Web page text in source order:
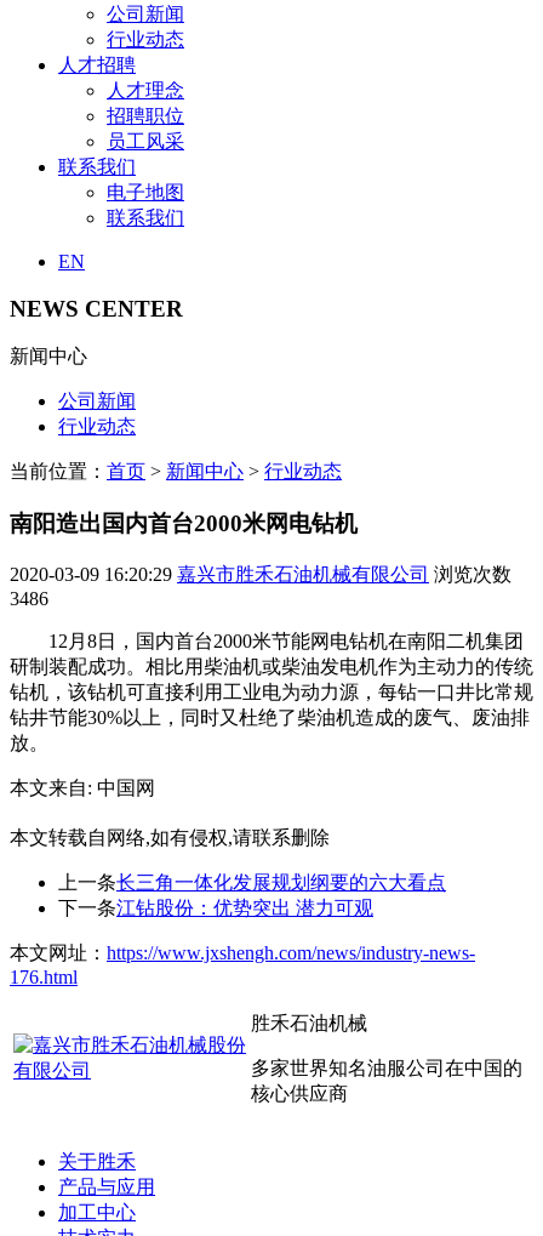
公司新闻
行业动态
人才招聘
人才理念
招聘职位
员工风采
联系我们
电子地图
联系我们
EN
NEWS CENTER
新闻中心
公司新闻
行业动态
当前位置： 首页 > 新闻中心 > 行业动态
南阳造出国内首台2000米网电钻机
2020-03-09 16:20:29 嘉兴市胜禾石油机械有限公司 浏览次数
3486
12月8日，国内首台2000米节能网电钻机在南阳二机集团
研制装配成功。相比用柴油机或柴油发电机作为主动力的传统
钻机，该钻机可直接利用工业电为动力源，每钻一口井比常规
钻井节能30%以上，同时又杜绝了柴油机造成的废气、废油排
放。
本文来自: 中国网
本文转载自网络,如有侵权,请联系删除
上一条长三角一体化发展规划纲要的六大看点
下一条江钻股份：优势突出 潜力可观
本文网址： https://www.jxshengh.com/news/industry-news-
176.html
胜禾石油机械
多家世界知名油服公司在中国的
核心供应商
关于胜禾
产品与应用
加工中心